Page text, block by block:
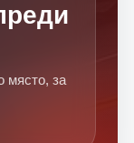
място, за